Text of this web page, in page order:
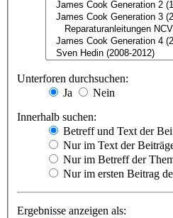
Unterforen durchsuchen:
Ja
Nein
Innerhalb suchen:
Betreff und Text der
Nur im Text der
Nur im Betreff der
Nur im ersten Beitrag
Ergebnisse anzeigen als: